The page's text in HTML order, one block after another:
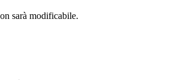
sarà modificabile.